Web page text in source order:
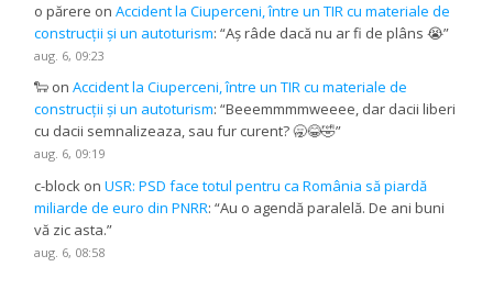
o părere onAccident la Ciuperceni, între un TIR cu materiale de
construcții și un autoturism: “Aș râde dacă nu ar fi de plâns 😭”
aug. 6, 09:23
🐑 onAccident la Ciuperceni, între un TIR cu materiale de
construcții și un autoturism: “Beeemmmmweeee, dar dacii liberi
cu dacii semnalizeaza, sau fur curent? 🥱😂🤣”
aug. 6, 09:19
c-block onUSR: PSD face totul pentru ca România să piardă
miliarde de euro din PNRR: “Au o agendă paralelă. De ani buni
vă zic asta.”
aug. 6, 08:58